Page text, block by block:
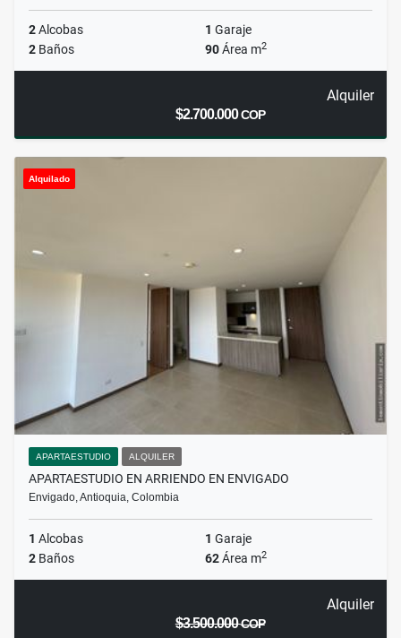
2Alcobas 1 Garaje
2 Baños 90Área m2
Alquiler
$2.700.000COP
Alquilado
APARTAESTUDIO ALQUILER
APARTAESTUDIO EN ARRIENDO EN ENVIGADO
Envigado, Antioquia, Colombia
1 Alcobas 1 Garaje
2 Baños 62Área m2
Alquiler
$3.500.000COP